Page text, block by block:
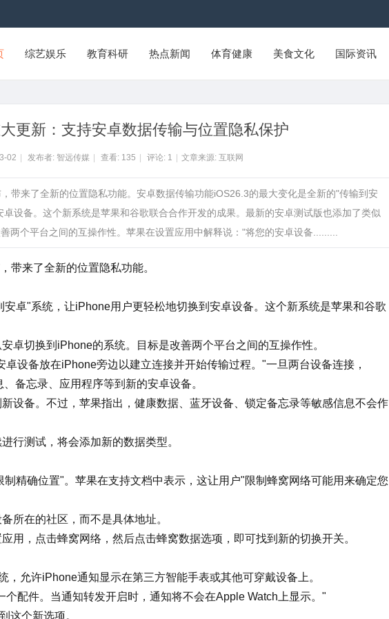
综艺娱乐 教育科研 热点新闻 体育健康 美食文化 国际资讯
更新：支持安卓数据传输与位置隐私保护
02 发布者: 智远传媒 查看: 135 评论: 1 文章来源: 互联网
带来了全新的位置隐私功能。安卓数据传输功能iOS26.3的最大变化是全新的"传输到安
设备。这个新系统是苹果和谷歌联合合作开发的成果。最新的安卓测试版也添加了类似
两个平台之间的互操作性。苹果在设置应用中解释说："将您的安卓设备.........
带来了全新的位置隐私功能。
安卓"系统，让iPhone用户更轻松地切换到安卓设备。这个新系统是苹果和谷歌
卓切换到iPhone的系统。目标是改善两个平台之间的互操作性。
设备放在iPhone旁边以建立连接并开始传输过程。"一旦两台设备连接，
备忘录、应用程序等到新的安卓设备。
设备。不过，苹果指出，健康数据、蓝牙设备、锁定备忘录等敏感信息不会作
行测试，将会添加新的数据类型。
精确位置"。苹果在支持文档中表示，这让用户"限制蜂窝网络可能用来确定您
所在的社区，而不是具体地址。
用，点击蜂窝网络，然后点击蜂窝数据选项，即可找到新的切换开关。
，允许iPhone通知显示在第三方智能手表或其他可穿戴设备上。
配件。当通知转发开启时，通知将不会在Apple Watch 上显示。"
这个新选项。